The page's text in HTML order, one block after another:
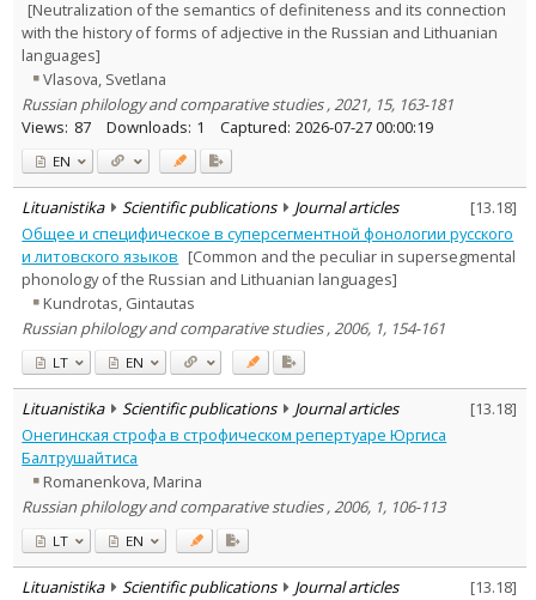
[Neutralization of the semantics of definiteness and its connection
with the history of forms of adjective in the Russian and Lithuanian
languages]
Vlasova, Svetlana
Russian philology and comparative studies , 2021, 15, 163-181
Views: 87 Downloads: 1 Captured: 2026-07-27 00:00:19
EN
Lituanistika Scientific publications Journal articles [13.18]
Общее и специфическое в суперсегментной фонологии русского
и литовского языков [Common and the peculiar in supersegmental
phonology of the Russian and Lithuanian languages]
Kundrotas, Gintautas
Russian philology and comparative studies , 2006, 1, 154-161
LT EN
Lituanistika Scientific publications Journal articles [13.18]
Онегинская строфа в строфическом репертуаре Юргиса
Балтрушайтиса
Romanenkova, Marina
Russian philology and comparative studies , 2006, 1, 106-113
LT EN
Lituanistika Scientific publications Journal articles [13.18]